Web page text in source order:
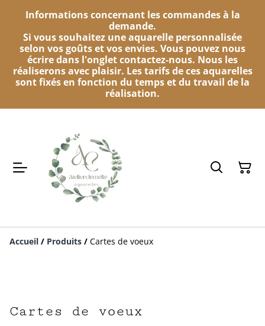
Informations concernant les commandes à la
demande.
Si vous souhaitez une aquarelle personnalisée
selon vos goûts et vos envies. Vous pouvez nous
écrire dans l'onglet contactez-nous. Nous les
réaliserons avec plaisir. Les tarifs de ces aquarelles
sont fixés en fonction du temps et du travail de la
réalisation.
Accueil / Produits / Cartes de voeux
Cartes de voeux